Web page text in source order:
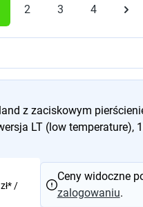
2 3 4
z zaciskowym
LT (low temperature),
/
Ceny widoczne
zalogowaniu.